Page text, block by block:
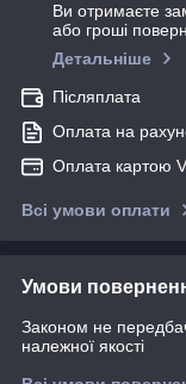
Ви отримаєте
або гроші
Детальніше
Післяплата
Оплата на
Оплата картою
Всі умови оплати
Умови
Законом не
належної якості